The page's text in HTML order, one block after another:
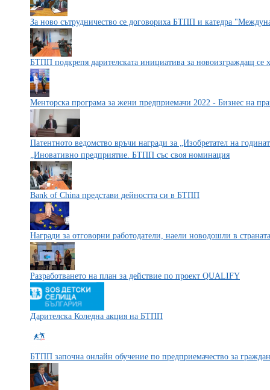
За ново сътрудничество се договориха БТПП и катедра
БТПП подкрепя дарителската инициатива за новоизграждащ се
Менторска програма за жени предприемачи 2022 - Бизнес на
Патентното ведомство връчи награди за „Изобретател на
„Иновативно предприятие. БТПП със своя номинация
Bank of China представи дейността си в БТПП
Награди за отговорни работодатели, наели новодошли в
Разработването на план за действие по проект QUALIFY
Дарителска Коледна акция на БТПП
БТПП започна онлайн обучение по предприемачество за